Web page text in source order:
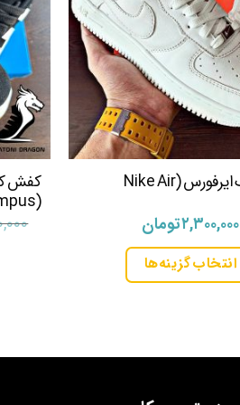
کتونی نایک ایرفورس (Nike Air
۲,۳۰۰,۰۰۰تومان
انتخاب گزینه‌ها
کفش
(Adidas Campus)